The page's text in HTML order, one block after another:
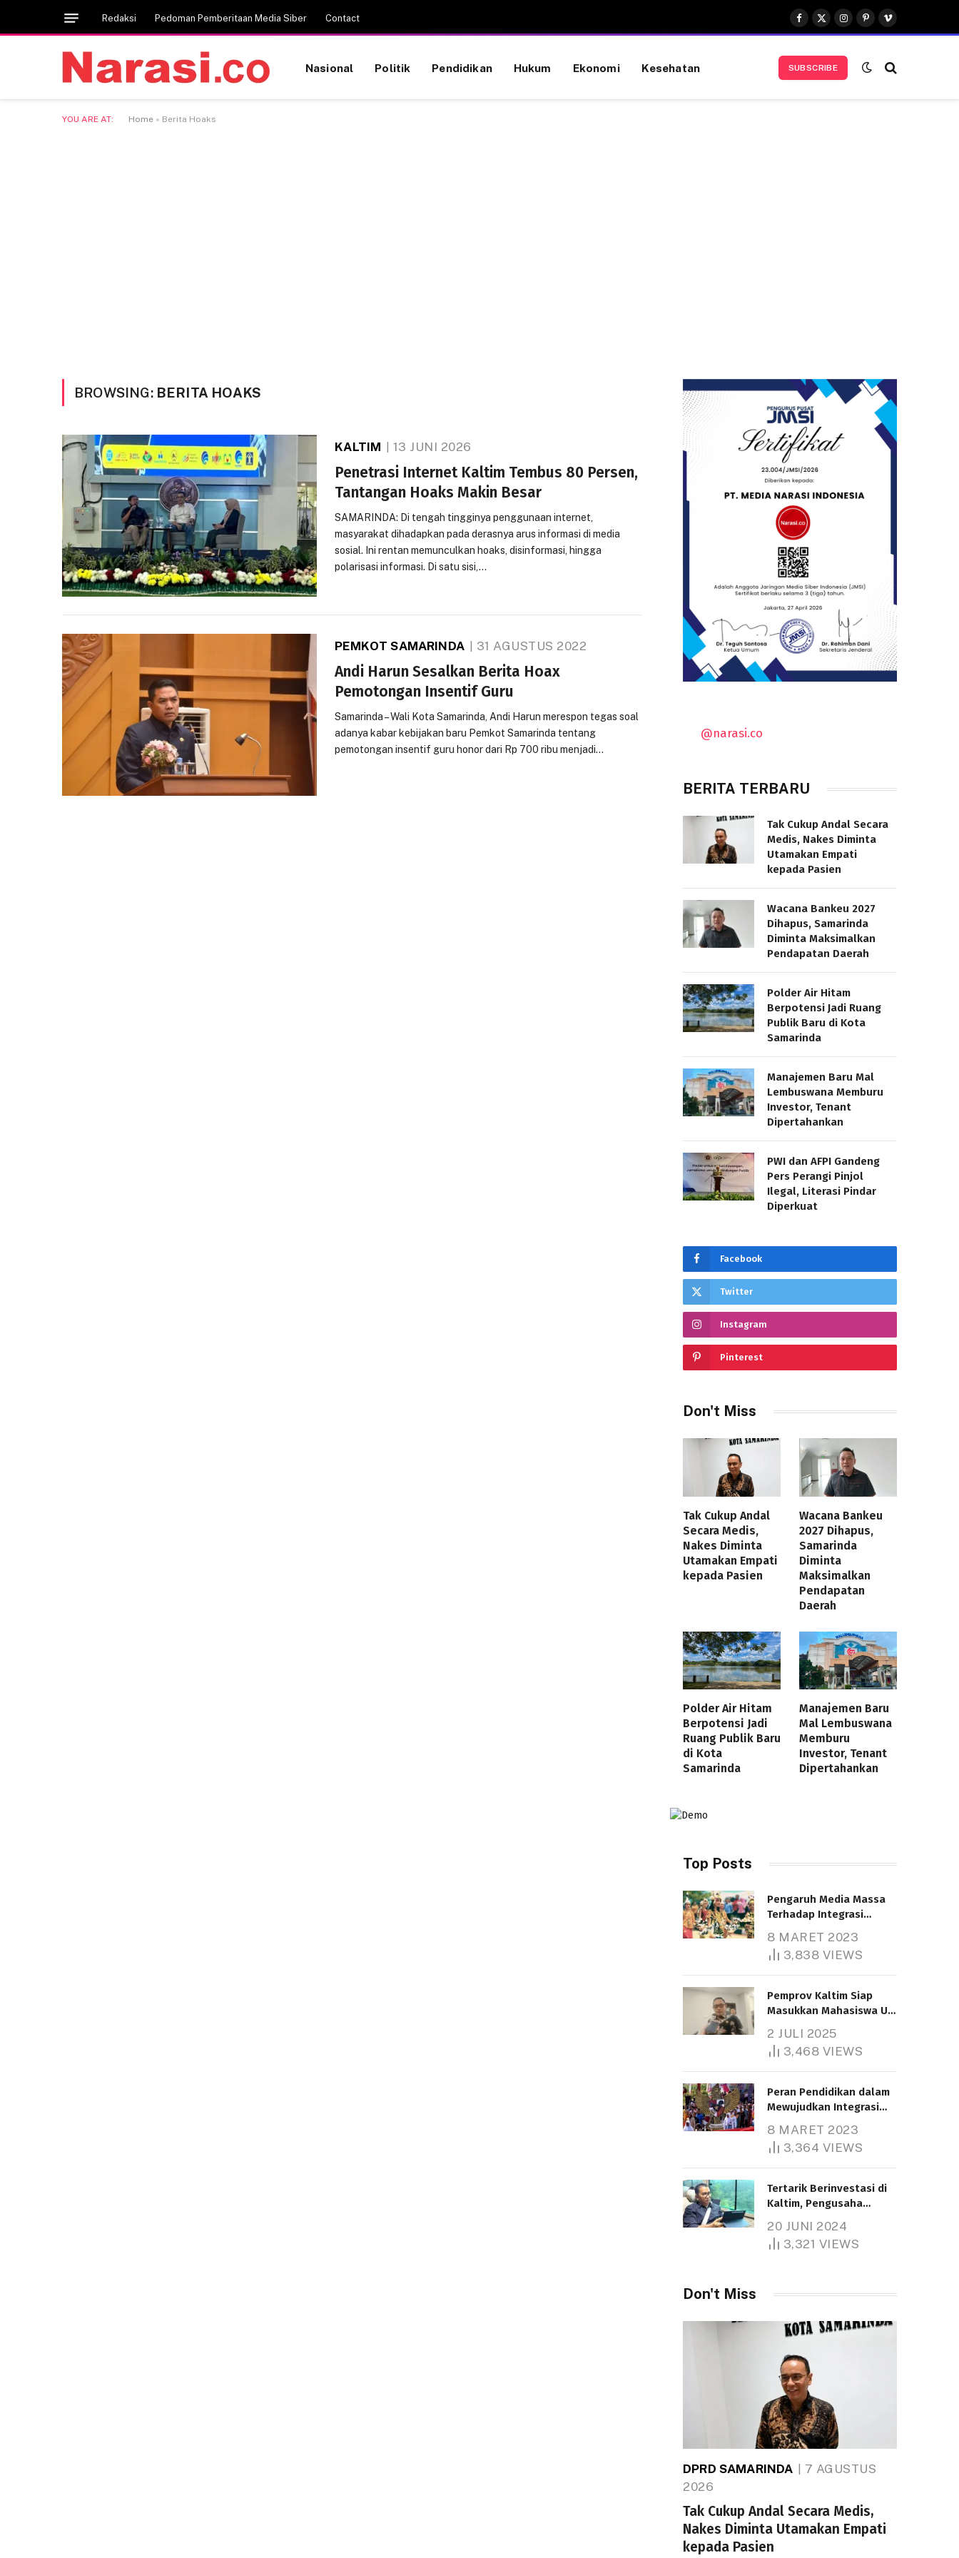
Redaksi Pedoman Pemberitaan Media Siber Contact
Facebook
X
(Twitter)
Instagram
Pinterest
Vimeo
Nasional Politik Pendidikan Hukum Ekonomi Kesehatan SUBSCRIBE
YOU ARE AT: Home » Berita Hoaks
BROWSING: BERITA HOAKS
KALTIM 13 JUNI 2026
Penetrasi Internet Kaltim Tembus 80 Persen,
Tantangan Hoaks Makin Besar
SAMARINDA: Di tengah tingginya penggunaan internet,
masyarakat dihadapkan pada derasnya arus informasi di media
sosial. Ini rentan memunculkan hoaks, disinformasi, hingga
polarisasi informasi. Di satu sisi,…
PEMKOT SAMARINDA 31 AGUSTUS 2022
Andi Harun Sesalkan Berita Hoax
Pemotongan Insentif Guru
Samarinda – Wali Kota Samarinda, Andi Harun merespon tegas soal
adanya kabar kebijakan baru Pemkot Samarinda tentang
pemotongan insentif guru honor dari Rp 700 ribu menjadi…
@narasi.co
BERITA TERBARU
Tak Cukup Andal Secara
Medis, Nakes Diminta
Utamakan Empati
kepada Pasien
Wacana Bankeu 2027
Dihapus, Samarinda
Diminta Maksimalkan
Pendapatan Daerah
Polder Air Hitam
Berpotensi Jadi Ruang
Publik Baru di Kota
Samarinda
Manajemen Baru Mal
Lembuswana Memburu
Investor, Tenant
Dipertahankan
PWI dan AFPI Gandeng
Pers Perangi Pinjol
Ilegal, Literasi Pindar
Diperkuat
Facebook
Twitter
Instagram
Pinterest
Don't Miss
Tak Cukup Andal
Secara Medis,
Nakes Diminta
Utamakan Empati
kepada Pasien
Wacana Bankeu
2027 Dihapus,
Samarinda
Diminta
Maksimalkan
Pendapatan
Daerah
Polder Air Hitam
Berpotensi Jadi
Ruang Publik Baru
di Kota
Samarinda
Manajemen Baru
Mal Lembuswana
Memburu
Investor, Tenant
Dipertahankan
Top Posts
Pengaruh Media Massa
Terhadap Integrasi
8 MARET 2023
3,838 VIEWS
Pemprov Kaltim Siap
Masukkan Mahasiswa UT
Bantuan Pendidikan
Gratispol
2 JULI 2025
3,468 VIEWS
Peran Pendidikan dalam
Mewujudkan Integrasi
8 MARET 2023
3,364 VIEWS
Tertarik Berinvestasi di
Kaltim, Pengusaha
1.000 Hektare
20 JUNI 2024
3,321 VIEWS
Don't Miss
DPRD SAMARINDA
7 AGUSTUS
2026
Tak Cukup Andal Secara Medis,
Nakes Diminta Utamakan Empati
kepada Pasien